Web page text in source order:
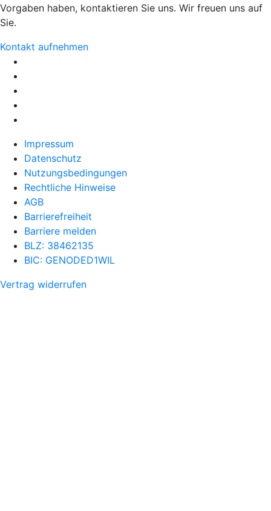
Vorgaben haben, kontaktieren Sie uns. Wir freuen uns auf
Sie.
Kontakt aufnehmen
Impressum
Datenschutz
Nutzungsbedingungen
Rechtliche Hinweise
AGB
Barrierefreiheit
Barriere melden
BLZ: 38462135
BIC: GENODED1WIL
Vertrag widerrufen